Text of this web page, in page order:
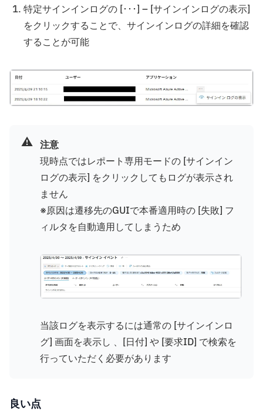
特定サインインログの [･･･] – [サインインログの表示]
をクリックすることで、サインインログの詳細を確認
することが可能
⚠️ 注意
現時点ではレポート専用モードの [サインイン
ログの表示] をクリックしてもログが表示され
ません
※原因は遷移先のGUIで本番適用時の [失敗] フ
ィルタを自動適用してしまうため
当該ログを表示するには通常の [サインインロ
グ] 画面を表示し 、[日付] や [要求ID] で検索を
行っていただく必要があります
良い点